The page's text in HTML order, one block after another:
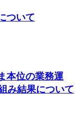
ついて
本位の業務運
み結果について